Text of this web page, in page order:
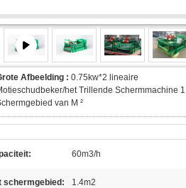
Afbeelding : 0.75kw*2 lineaire
het Trillende Schermmachine
van M ²
60m3/h
schermgebied: 1.4m2